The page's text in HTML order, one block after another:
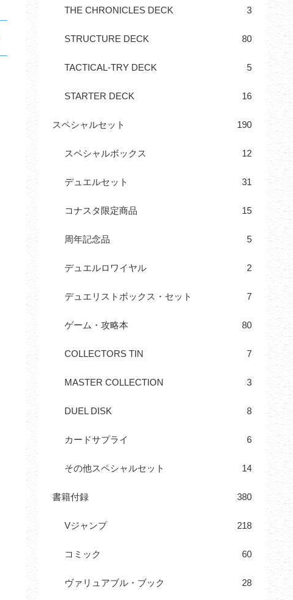
THE CHRONICLES DECK 3
STRUCTURE DECK 80
TACTICAL-TRY DECK 5
STARTER DECK 16
スペシャルセット 190
スペシャルボックス 12
デュエルセット 31
コナスタ限定商品 15
周年記念品 5
デュエルロワイヤル 2
デュエリストボックス・セット 7
ゲーム・攻略本 80
COLLECTORS TIN 7
MASTER COLLECTION 3
DUEL DISK 8
カードサプライ 6
その他スペシャルセット 14
書籍付録 380
Vジャンプ 218
コミック 60
ヴァリュアブル・ブック 28